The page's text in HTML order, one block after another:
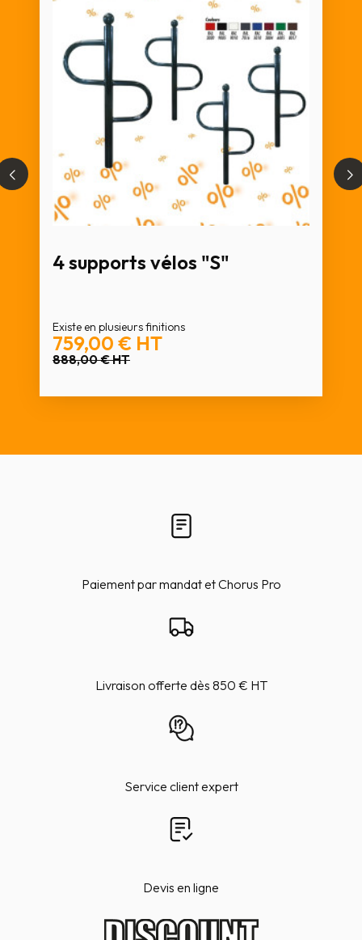
4 supports vélos "S"
Existe en plusieurs finitions
759,00 € HT
888,00 €HT
Paiement par mandat et Chorus Pro
Livraison offerte dès 850 € HT
Service client expert
Devis en ligne